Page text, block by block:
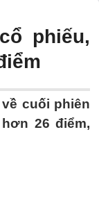
phiếu,
cuối phiên
26 điểm,